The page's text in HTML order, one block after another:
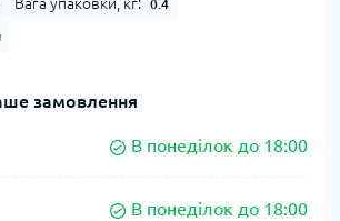
0.4
замовлення
В понеділок до 18:00
В понеділок до 18:00